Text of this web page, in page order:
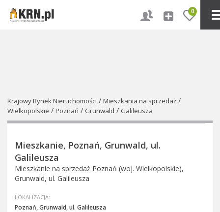
0
Krajowy Rynek Nieruchomości / Mieszkania na sprzedaż /
Wielkopolskie / Poznań / Grunwald / Galileusza
Mieszkanie, Poznań, Grunwald, ul.
Galileusza
Mieszkanie na sprzedaż Poznań (woj. Wielkopolskie),
Grunwald, ul. Galileusza
LOKALIZACJA:
Poznań, Grunwald, ul. Galileusza